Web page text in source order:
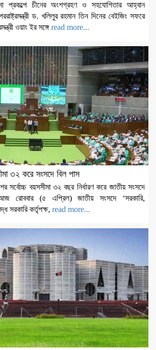
প্রকল্পে চীনের অংশগ্রহণ ও সহযোগিতার আহ্বান
ড. খলিলুর রহমান তিন দিনের বেইজিং সফরে
ওয়াং ইর সঙ্গে read more...
৩২ করে সংসদে বিল পাস
সর্বোচ্চ বয়সসীমা ৩২ বছর নির্ধারণ করে জাতীয় সংসদে
রোববার (৫ এপ্রিল) জাতীয় সংসদে ‘সরকারি,
সরকারি কর্তৃপক্ষ, read more...